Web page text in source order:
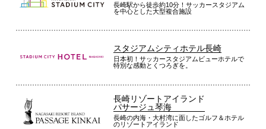
長崎駅から徒歩約10分！サッカースタジアム
を中心とした大型複合施設
スタジアムシティホテル長崎
日本初！サッカースタジアムビューホテルで
特別な感動とくつろぎを。
長崎リゾートアイランド
パサージュ琴海
長崎の内海・大村湾に面したゴルフ＆ホテル
のリゾートアイランド